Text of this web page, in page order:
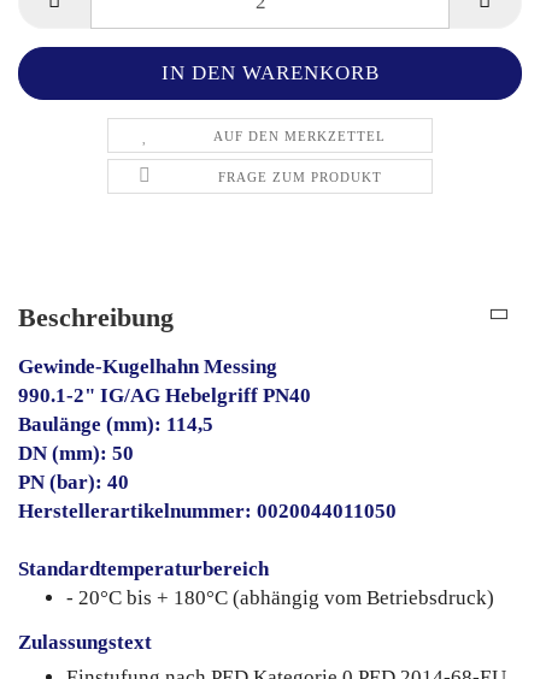
AUF DEN MERKZETTEL
FRAGE ZUM PRODUKT
Beschreibung
Gewinde-Kugelhahn Messing
990.1-2" IG/AG Hebelgriff PN40
Baulänge (mm): 114,5
DN (mm): 50
PN (bar): 40
Herstellerartikelnummer: 0020044011050
Standardtemperaturbereich
- 20°C bis + 180°C (abhängig vom Betriebsdruck)
Zulassungstext